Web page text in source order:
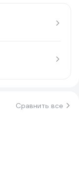
Сравнить все